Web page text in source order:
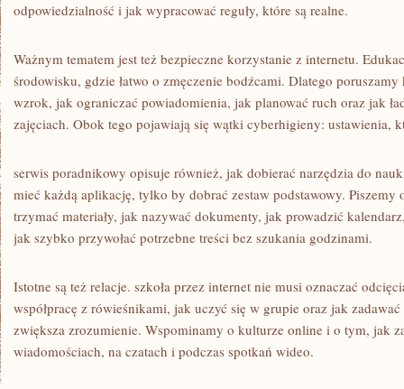
odpowiedzialność i jak wypracować reguły, które są realne.
Ważnym tematem jest też bezpieczne korzystanie z internetu.
środowisku, gdzie łatwo o zmęczenie bodźcami. Dlatego
wzrok, jak ograniczać powiadomienia, jak planować ruch oraz jak
zajęciach. Obok tego pojawiają się wątki cyberhigieny: ustawienia,
serwis poradnikowy opisuje również, jak dobierać narzędzia do
mieć każdą aplikację, tylko by dobrać zestaw podstawowy. Piszemy
trzymać materiały, jak nazywać dokumenty, jak prowadzić
jak szybko przywołać potrzebne treści bez szukania godzinami.
Istotne są też relacje. szkoła przez internet nie musi oznaczać
współpracę z rówieśnikami, jak uczyć się w grupie oraz jak
zwiększa zrozumienie. Wspominamy o kulturze online i o tym, jak
wiadomościach, na czatach i podczas spotkań wideo.